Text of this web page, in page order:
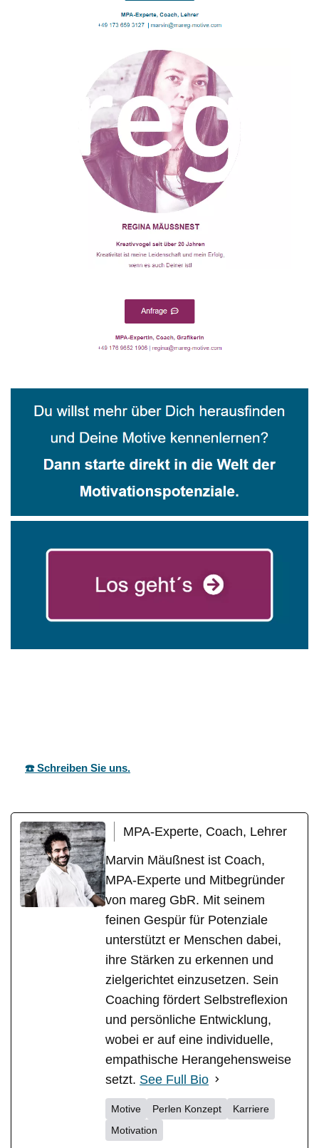
☎️ Schreiben Sie uns.
MPA-Experte, Coach, Lehrer
Marvin Mäußnest ist Coach,
MPA-Experte und Mitbegründer
von mareg GbR. Mit seinem
feinen Gespür für Potenziale
unterstützt er Menschen dabei,
ihre Stärken zu erkennen und
zielgerichtet einzusetzen. Sein
Coaching fördert Selbstreflexion
und persönliche Entwicklung,
wobei er auf eine individuelle,
empathische Herangehensweise
setzt. See Full Bio
Motive Perlen Konzept
Karriere
Motivation